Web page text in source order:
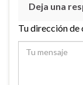
Deja una
Tu dirección